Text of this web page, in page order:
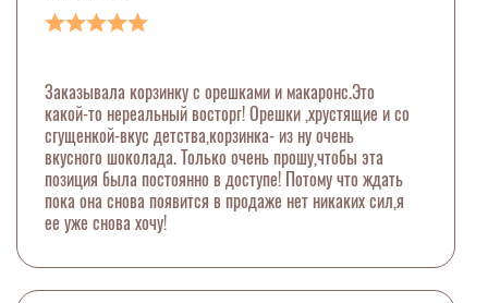
Заказывала корзинку с орешками и макаронс.Это
какой-то нереальный восторг! Орешки ,хрустящие и со
сгущенкой-вкус детства,корзинка- из ну очень
вкусного шоколада. Только очень прошу,чтобы эта
позиция была постоянно в доступе! Потому что ждать
пока она снова появится в продаже нет никаких сил,я
ее уже снова хочу!